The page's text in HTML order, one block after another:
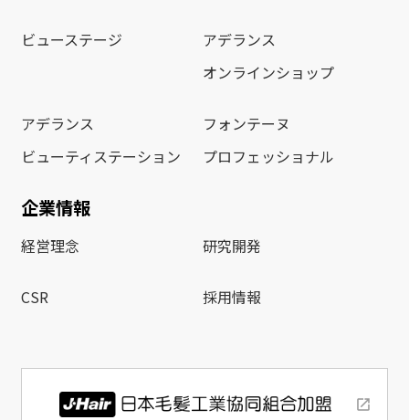
ビューステージ
アデランス
オンラインショップ
アデランス
ビューティステーション
フォンテーヌ
プロフェッショナル
企業情報
経営理念 研究開発
CSR 採用情報